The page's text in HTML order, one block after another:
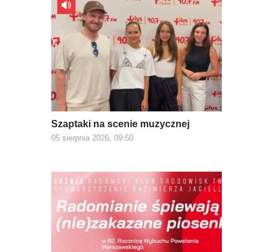
Szaptaki na scenie muzycznej
05 sierpnia 2026, 09:50